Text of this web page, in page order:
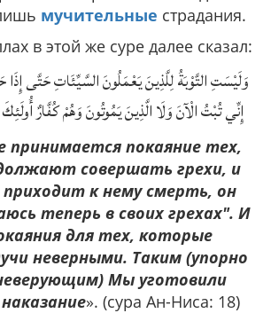
мучительные страдания.
в этой же суре далее сказал:
وَلَيْسَتِ التَّوْبَةُ لِلَّذِينَ يَعْمَلُونَ السَّيِّئَاتِ حَتَّى
إِنِّي تُبْتُ الْآنَ وَلَا الَّذِينَ يَمُوتُونَ وَهُمْ كُفَّارٌ أُولَئِكَ
принимается покаяние тех,
совершать грехи, и
к нему смерть, он
теперь в своих грехах". И
для тех, которые
неверными. Таким (упорно
Мы уготовили
». (сура Ан-Ниса: 18)